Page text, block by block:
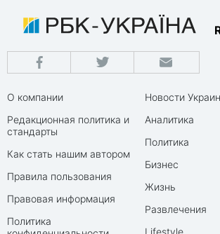
О компании
Редакционная политика и
стандарты
Как стать нашим автором
Правила пользования
Правовая информация
Политика
Новости
Аналитика
Политика
Бизнес
Жизнь
Развлечения
Lifestyle